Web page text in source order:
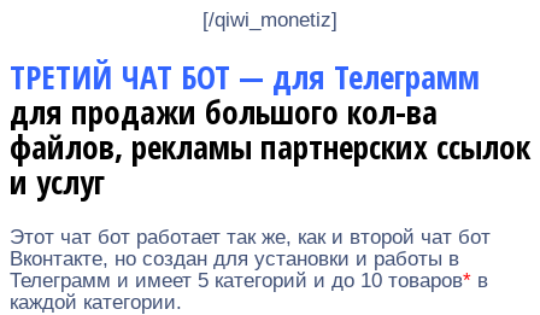
[/qiwi_monetiz]
ТРЕТИЙ ЧАТ БОТ — для Телеграмм
для продажи большого кол-ва
файлов, рекламы партнерских ссылок
и услуг
Этот чат бот работает так же, как и второй чат бот
Вконтакте, но создан для установки и работы в
Телеграмм и имеет 5 категорий и до 10 товаров* в
каждой категории.